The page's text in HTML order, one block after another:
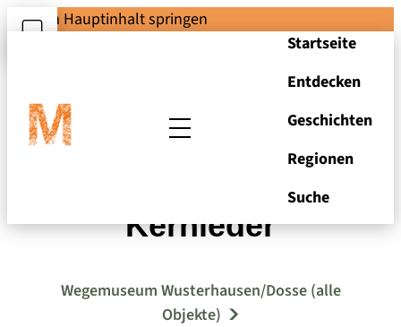
Zum Hauptinhalt springen
Startseite
Entdecken
Geschichten
Regionen
Suche
Fahrradsattel MÖVE
Kernleder
Wegemuseum Wusterhausen/Dosse (alle
Objekte)